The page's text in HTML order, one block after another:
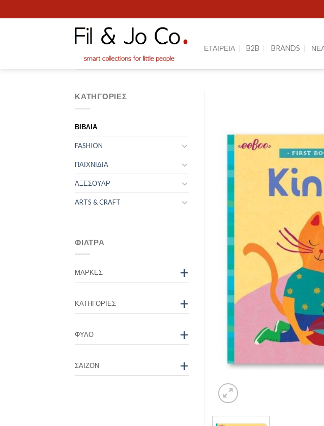
to
ΕΤΑΙΡΕΙΑ B2B BRANDS
ΚΑΤΗΓΟΡΊΕΣ
ΒΙΒΛΙΑ
FASHION
ΠΑΙΧΝΙΔΙΑ
ΑΞΕΣΟΥΑΡ
ARTS & CRAFT
ΦΊΛΤΡΑ
ΜΆΡΚΕΣ +
ΚΑΤΗΓΟΡΊΕΣ +
ΦΎΛΟ +
ΣΑΙΖΌΝ +